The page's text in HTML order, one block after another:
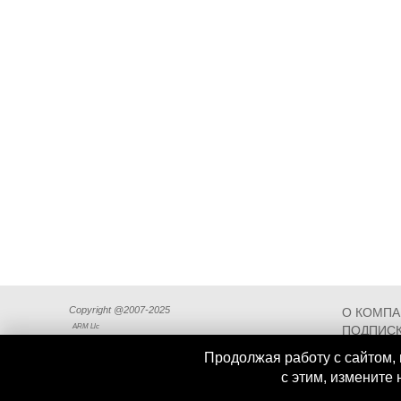
Продолжая работу с
с этим, измените
Copyright @2007-2025
ARM Llc
О
СХЕМА